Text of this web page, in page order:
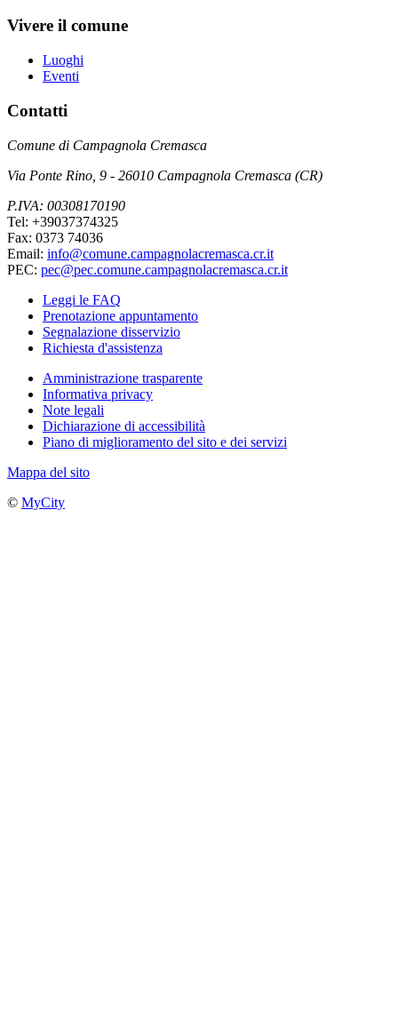
Vivere il comune
Luoghi
Eventi
Contatti
Comune di Campagnola Cremasca
Via Ponte Rino, 9 - 26010 Campagnola Cremasca (CR)
P.IVA: 00308170190
Tel: +39037374325
Fax: 0373 74036
Email: info@comune.campagnolacremasca.cr.it
PEC: pec@pec.comune.campagnolacremasca.cr.it
Leggi le FAQ
Prenotazione appuntamento
Segnalazione disservizio
Richiesta d'assistenza
Amministrazione trasparente
Informativa privacy
Note legali
Dichiarazione di accessibilità
Piano di miglioramento del sito e dei servizi
Mappa del sito
© MyCity